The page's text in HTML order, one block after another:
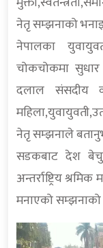
नेतृ सम्झनाको
नेपालका
चोकचोकमा
दलाल संसदीय
नेतृ सम्झनाले
सडकबाट देश
अन्तर्राष्ट्रिय
मनाएको सम्झनाको